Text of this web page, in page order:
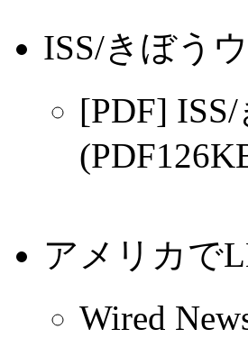
ISS/きぼう
[PDF]
アメリカで
Wired